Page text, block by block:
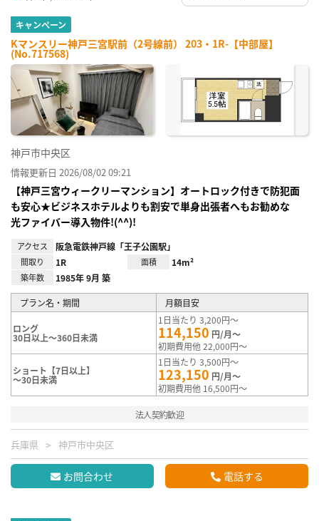
キャンペーン
Kマンスリー神戸三宮駅前（2号線前） 203・1R-【中部屋】
(No.717568)
神戸市中央区
情報更新日 2026/08/02 09:21
【神戸三宮ウィークリーマンション】オートロック付きで防犯面
も安心★ビジネスホテルよりも割安で単身出張者へもお勧めな
光ファイバー導入物件!(^^)!
アクセス 阪急電鉄神戸線「王子公園駅」
間取り 1R 面積 14m²
築年数 1985年 9月 築
プラン名・期間 月額目安
ロング
30日以上～360日未満
1日当たり 3,200円～
114,150 円/月～
初期費用他 22,000円～
ショート【7日以上】
～30日未満
1日当たり 3,500円～
123,150 円/月～
初期費用他 16,500円～
法人契約歓迎
兵庫県 神戸市中央区
お問合わせ 電話する